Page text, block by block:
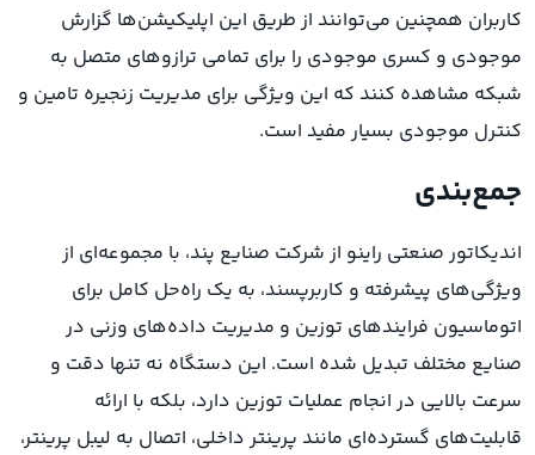
کاربران همچنین می‌توانند از طریق این اپلیکیشن‌ها گزارش
موجودی و کسری موجودی را برای تمامی ترازوهای متصل به
شبکه مشاهده کنند که این ویژگی برای مدیریت زنجیره تامین و
کنترل موجودی بسیار مفید است.
جمع‌بندی
اندیکاتور صنعتی راینو از شرکت صنایع پند، با مجموعه‌ای از
ویژگی‌های پیشرفته و کاربرپسند، به یک راه‌حل کامل برای
اتوماسیون فرایندهای توزین و مدیریت داده‌های وزنی در
صنایع مختلف تبدیل شده است. این دستگاه نه تنها دقت و
سرعت بالایی در انجام عملیات توزین دارد، بلکه با ارائه
قابلیت‌های گسترده‌ای مانند پرینتر داخلی، اتصال به لیبل پرینتر،